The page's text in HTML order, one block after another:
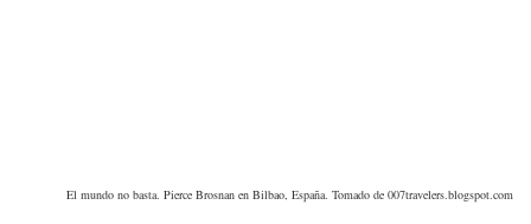
El mundo no basta. Pierce Brosnan en Bilbao, España. Tomado de 007travelers.blogspot.com